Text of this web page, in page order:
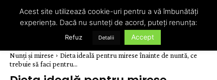
Nunți și mirese
Dieta ideală pentru mirese înainte de nuntă, ce
trebuie să faci pentru...
Acest site utilizează cookie-uri pentru a vă îmbunătăți
experiența. Dacă nu sunteți de acord, puteți renunța:
Refuz Detalii Accept